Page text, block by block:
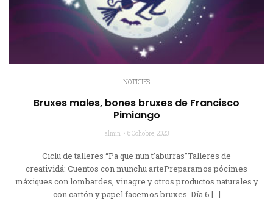
NOTICIES
Bruxes males, bones bruxes de Francisco
Pimiango
almin 6 Ochobre, 2023
Ciclu de talleres “Pa que nun t’aburras”Talleres de
creatividá: Cuentos con munchu artePreparamos pócimes
máxiques con lombardes, vinagre y otros productos naturales y
con cartón y papel facemos bruxes Día 6 […]